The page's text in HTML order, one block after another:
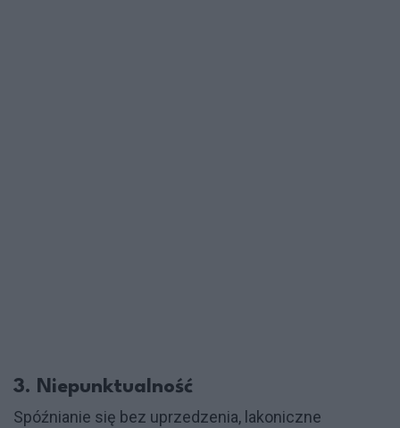
3. Niepunktualność
Spóźnianie się bez uprzedzenia, lakoniczne